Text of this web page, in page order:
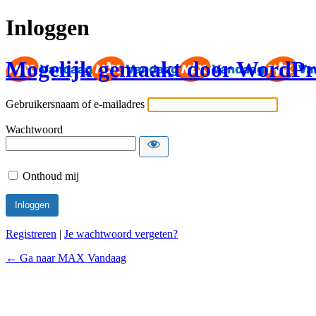
Inloggen
Mogelijk gemaakt door
Gebruikersnaam of e-mailadres
Wachtwoord
Onthoud mij
Registreren | Je wachtwoord vergeten?
← Ga naar MAX Vandaag